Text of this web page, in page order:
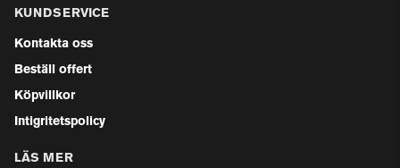
KUNDSERVICE
Kontakta oss
Beställ offert
Köpvillkor
Intigritetspolicy
LÄS MER